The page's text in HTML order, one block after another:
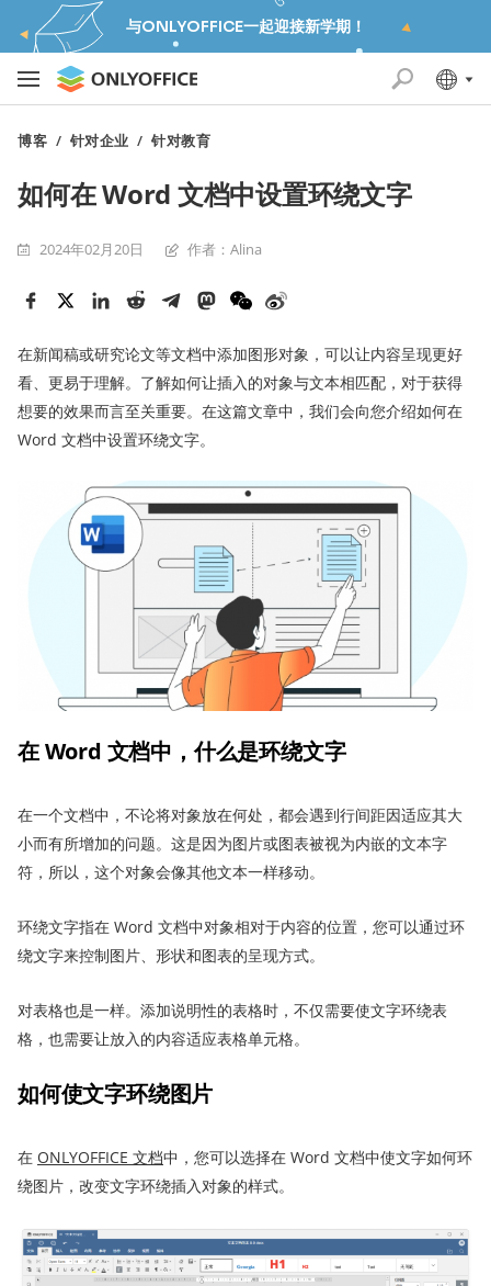
与ONLYOFFICE一起迎接新学期！
博客 / 针对企业 /针对教育
如何在 Word 文档中设置环绕文字
2024年02月20日 作者：Alina
在新闻稿或研究论文等文档中添加图形对象，可以让内容呈现更好
看、更易于理解。了解如何让插入的对象与文本相匹配，对于获得
想要的效果而言至关重要。在这篇文章中，我们会向您介绍如何在
Word 文档中设置环绕文字。
在Word 文档中 ，什么是环绕文字
在一个文档中，不论将对象放在何处，都会遇到行间距因适应其大
小而有所增加的问题。这是因为图片或图表被视为内嵌的文本字
符，所以，这个对象会像其他文本一样移动。
环绕文字指在 Word 文档中对象相对于内容的位置，您可以通过环
绕文字来控制图片、形状和图表的呈现方式。
对表格也是一样。添加说明性的表格时，不仅需要使文字环绕表
格，也需要让放入的内容适应表格单元格。
如何使文字环绕图片
在 ONLYOFFICE 文档中，您可以选择在 Word 文档中使文字如何环
绕图片，改变文字环绕插入对象的样式。